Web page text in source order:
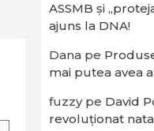
ASSMB și
ajuns la DNA!
Dana pe
mai putea avea
fuzzype David
revoluționat